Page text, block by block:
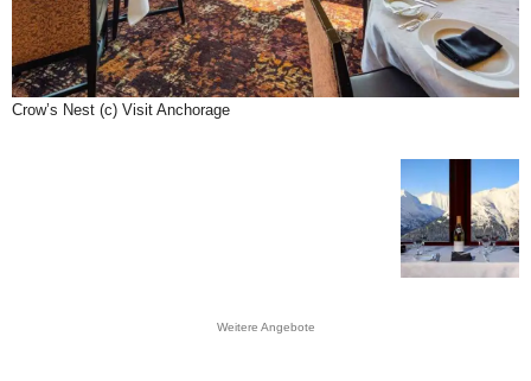
Crow’s Nest (c) Visit Anchorage
Weitere Angebote